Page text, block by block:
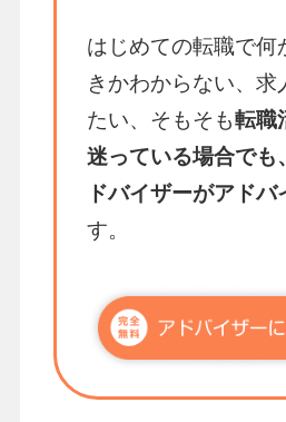
はじめての転職で何
きかわからない、求
たい、そもそも転職
迷っている場合でも
ドバイザーがアドバ
す。